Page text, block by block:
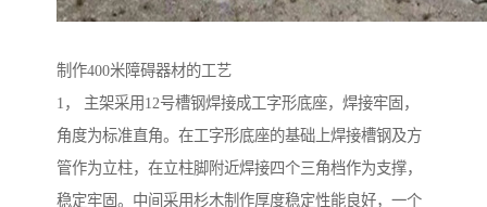
制作400米障碍器材的工艺
1， 主架采用12号槽钢焊接成工字形底座，焊接牢固，
角度为标准直角。在工字形底座的基础上焊接槽钢及方
管作为立柱，在立柱脚附近焊接四个三角档作为支撑，
稳定牢固。中间采用杉木制作厚度稳定性能良好，一个